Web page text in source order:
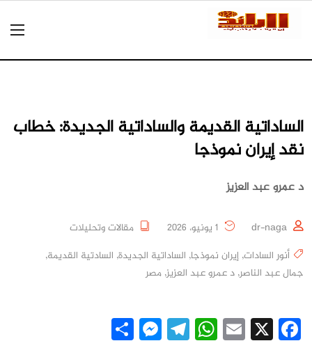
الساداتية القديمة والساداتية الجديدة: خطاب
نقد إيران نموذجا
د عمرو عبد العزيز
dr-naga
مقالات وتحليلات
أنور السادات, إيران نموذجا, الساداتية الجديدة, السادتية القديمة,
جمال عبد الناصر, د عمرو عبد العزيز, مصر
Facebook
X
Email
WhatsApp
Telegram
Messenger